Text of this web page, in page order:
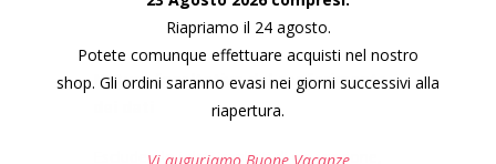
Natura facoltativa del conferimento
Escludendo i dati impliciti di navigazione,
Riapriamo il 24 agosto.
Potete comunque effettuare acquisti nel nostro
shop. Gli ordini saranno evasi nei giorni successivi alla
riapertura.